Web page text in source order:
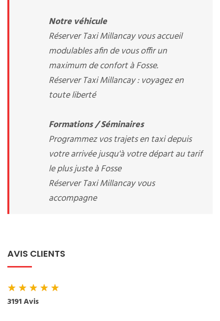
Notre véhicule
Réserver Taxi Millancay vous accueil
modulables afin de vous offir un
maximum de confort à Fosse.
Réserver Taxi Millancay : voyagez en
toute liberté
Formations / Séminaires
Programmez vos trajets en taxi depuis
votre arrivée jusqu'à votre départ au tarif
le plus juste à Fosse
Réserver Taxi Millancay vous
accompagne
AVIS CLIENTS
★★★★★
3191 Avis